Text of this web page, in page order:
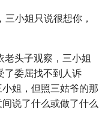
小姐只说很想你，
头子观察，三小姐
了委屈找不到人诉
姐，但照三姑爷的那
说了什么或做了什么